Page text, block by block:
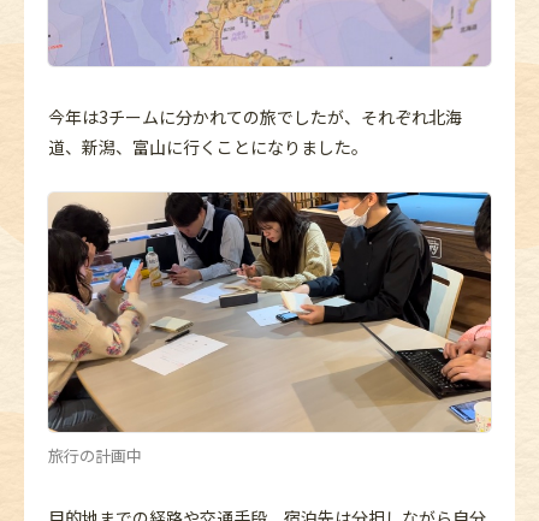
今年は3チームに分かれての旅でしたが、それぞれ北海
道、新潟、富山に行くことになりました。
旅行の計画中